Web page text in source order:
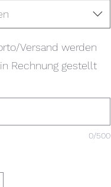
Versand werden
Rechnung gestellt
0/500